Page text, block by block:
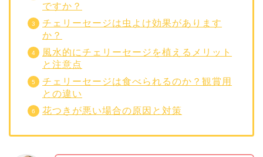
ですか？
チェリーセージは虫よけ効果があります
か？
風水的にチェリーセージを植えるメリット
と注意点
チェリーセージは食べられるのか？観賞用
との違い
花つきが悪い場合の原因と対策